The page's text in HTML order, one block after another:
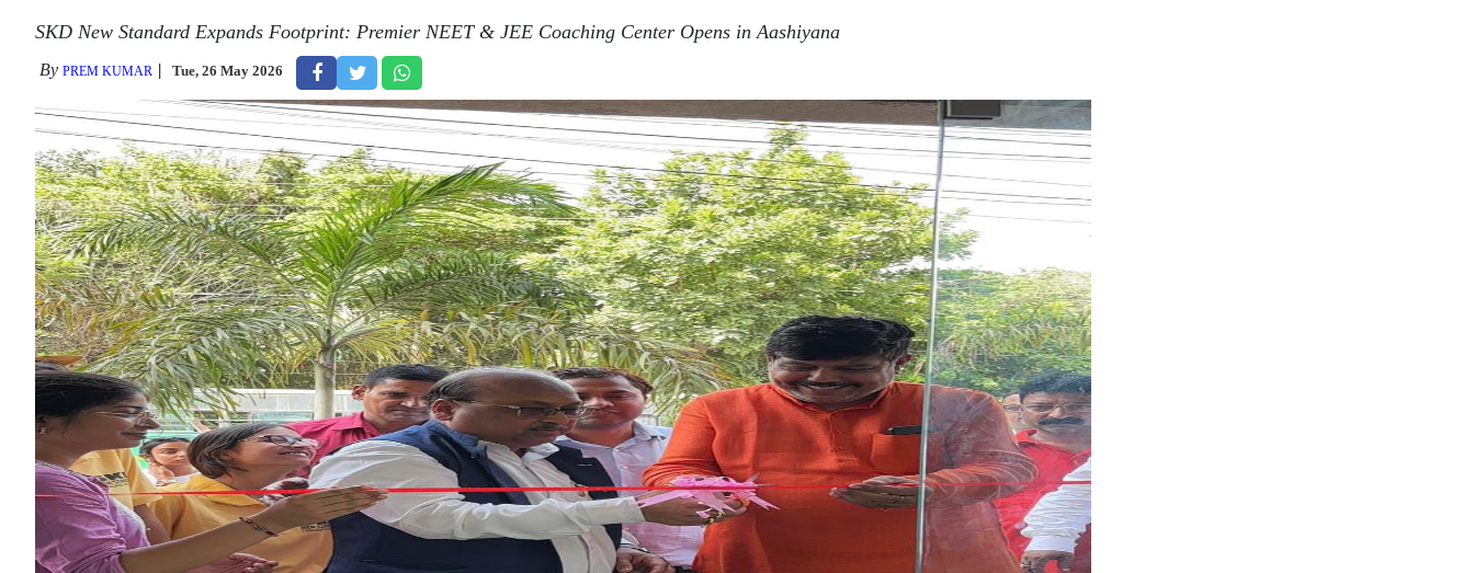
SKD New Standard Expands Footprint: Premier NEET & JEE Coaching Center Opens in Aashiyana
By PREM KUMAR Tue, 26 May 2026